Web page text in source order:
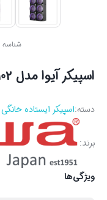
اسپیکر آیوا مدل 2102 پرو (AW-X2102DSP PRO)
دسته:اسپیکر ایستاده خانگی
برند:
ویژگی‌ها